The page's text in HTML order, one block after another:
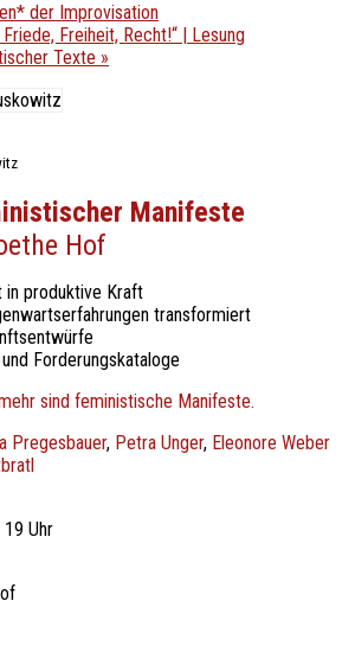
der Improvisation
Freiheit, Recht!“ | Lesung
Texte »
Manifeste
Hof
in produktive Kraft
transformiert
Forderungskataloge
sind feministische Manifeste.
Pregesbauer, Petra Unger, Eleonore Weber
Uhr